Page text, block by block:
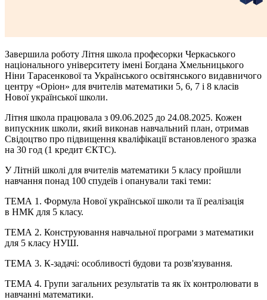
Завершила роботу Літня школа професорки Черкаського
національного університету імені Богдана Хмельницького
Ніни Тарасенковоїта Українського освітянського видавничого
центру «Оріон» для вчителів математики 5, 6, 7 і 8 класів
Нової української школи.
Літня школа працювала з 09.06.2025 до 24.08.2025. Кожен
випускник школи, який виконав навчальний план, отримав
Свідоцтво про підвищення кваліфікації встановленого зразка
на 30 год (1 кредит ЄКТС).
У Літній школі для вчителів математики 5 класу пройшли
навчання понад 100 спудеїв і опанували такі теми:
ТЕМА 1. Формула Нової української школи та її реалізація
в НМК для 5 класу.
ТЕМА 2. Конструювання навчальної програми з математики
для 5 класу НУШ.
ТЕМА 3. К-задачі: особливості будови та розв'язування.
ТЕМА 4. Групи загальних результатів та як їх контролювати в
навчанні математики.